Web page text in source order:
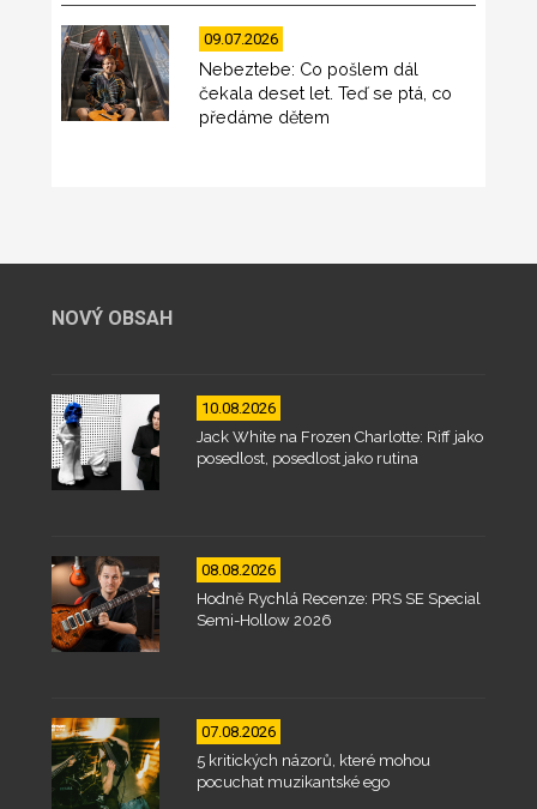
09.07.2026
Nebeztebe: Co pošlem dál
čekala deset let. Teď se ptá, co
předáme dětem
NOVÝ OBSAH
10.08.2026
Jack White na Frozen Charlotte: Riff jako
posedlost, posedlost jako rutina
08.08.2026
Hodně Rychlá Recenze: PRS SE Special
Semi-Hollow 2026
07.08.2026
5 kritických názorů, které mohou
pocuchat muzikantské ego